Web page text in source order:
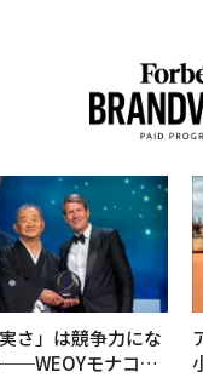
実さ」は競争力にな
モナコで